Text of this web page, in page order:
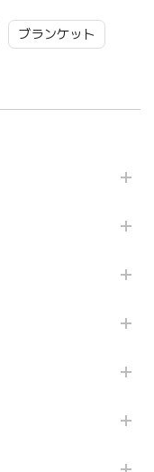
ブランケット
蚊遣り Decole デコレ
黒 カーキ ベージュ 【